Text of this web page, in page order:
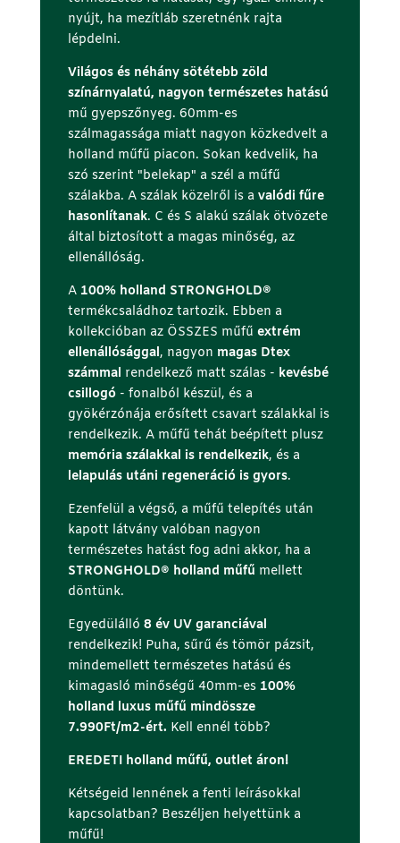
nyújt, ha mezítláb szeretnénk rajta
lépdelni.
Világos és néhány sötétebb zöld
színárnyalatú, nagyon természetes hatású
mű gyepszőnyeg. 60mm-es
szálmagassága miatt nagyon közkedvelt a
holland műfű piacon. Sokan kedvelik, ha
szó szerint "belekap" a szél a műfű
szálakba. A szálak közelről is avalódi fűre
hasonlítanak. C és S alakú szálak ötvözete
által biztosított a magas minőség, az
ellenállóság.
A 100% holland STRONGHOLD®
termékcsaládhoz tartozik. Ebben a
kollekcióban az ÖSSZES műfű extrém
ellenállósággal, nagyon magas Dtex
számmal rendelkező matt szálas - kevésbé
csillogó- fonalból készül, és a
gyökérzónája erősített csavart szálakkal is
rendelkezik. A műfű tehát beépített plusz
memória szálakkal is rendelkezik, és a
lelapulás utáni regeneráció is gyors.
Ezenfelül a végső, a műfű telepítés után
kapott látvány valóban nagyon
természetes hatást fog adni akkor, ha a
STRONGHOLD® holland műfű mellett
döntünk.
Egyedülálló 8 év UV garanciával
rendelkezik! Puha, sűrű és tömör pázsit,
mindemellett természetes hatású és
kimagasló minőségű 40mm-es 100%
holland luxus műfű mindössze
7.990Ft/m2-ért. Kell ennél több?
EREDETI holland műfű, outlet áron!
Kétségeid lennének a fenti leírásokkal
kapcsolatban? Beszéljen helyettünk a
műfű!